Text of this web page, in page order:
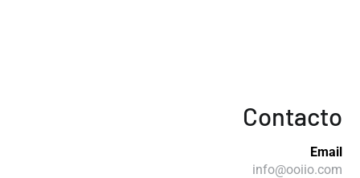
Contacto
Email
info@ooiio.com